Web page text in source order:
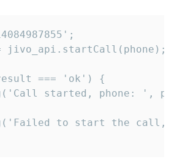
jivo_api.startCall(phone);
=== 'ok') {
started, phone: ',
to start the